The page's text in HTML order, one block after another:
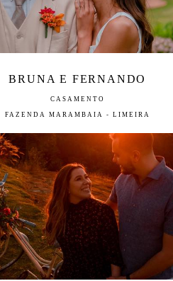
BRUNA E FERNANDO
CASAMENTO
FAZENDA MARAMBAIA - LIMEIRA